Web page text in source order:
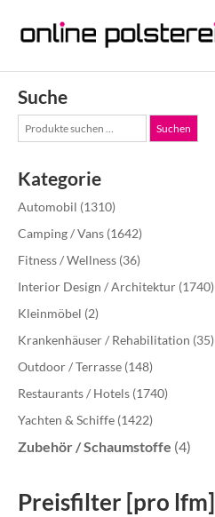
Suche
Suche
nach:
Suchen
Kategorie
Automobil (1310)
Camping / Vans (1642)
Fitness / Wellness (36)
Interior Design / Architektur (1740)
Kleinmöbel (2)
Krankenhäuser / Rehabilitation (35)
Outdoor / Terrasse (148)
Restaurants / Hotels (1740)
Yachten & Schiffe (1422)
Zubehör / Schaumstoffe (4)
Preisfilter [pro lfm]